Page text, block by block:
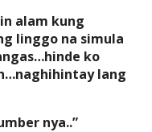
alam kung
linggo na simula
ko
lang
nya..”